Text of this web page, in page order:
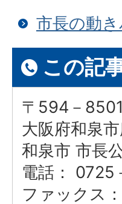
市長の動
この記
〒594－8501
大阪府和泉
和泉市 市長
電話： 0725
ファックス